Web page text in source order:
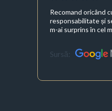
Recomand oricând
responsabilitate și
m-ai surprins în cel
Sursă: